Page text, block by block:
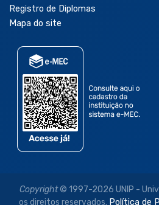
Registro de Diplomas
Mapa do site
Copyright© 1997-2026 UNIP -
os direitos reservados. Política de